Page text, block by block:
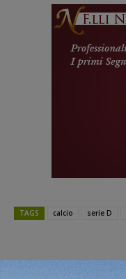
TAGS calcio serie D